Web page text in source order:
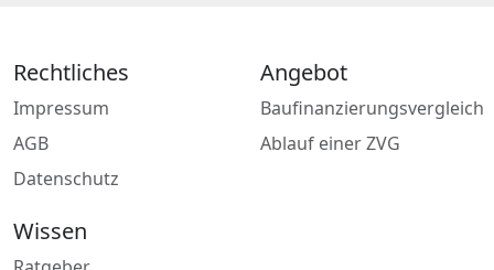
Rechtliches
Impressum
AGB
Datenschutz
Angebot
Baufinanzierungsvergleich
Ablauf einer ZVG
Wissen